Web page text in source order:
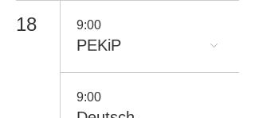
18 9:00
PEKiP
9:00